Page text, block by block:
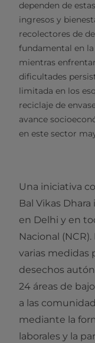
dependen de
ingresos y
recolectores de
fundamental en
mientras
dificultades
limitada en los
reciclaje de
avance
en este sector
Una iniciativa
Bal Vikas
en Delhi y en
Nacional
varias medidas
desechos
24 áreas de
a las
mediante la
laborales y la